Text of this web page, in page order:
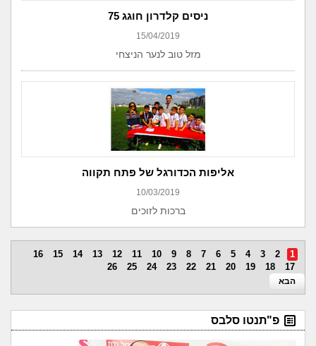
ניסים קלדרון חוגג 75
15/04/2019
מזל טוב לנער הניצחי
אליפות הכדורגל של פתח תקווה
10/03/2019
ברכות לזוכים
1
2
3
4
5
6
7
8
9
10
11
12
13
14
15
16
17
18
19
20
21
22
23
24
25
26
הבא
פ"תנטו סלבס